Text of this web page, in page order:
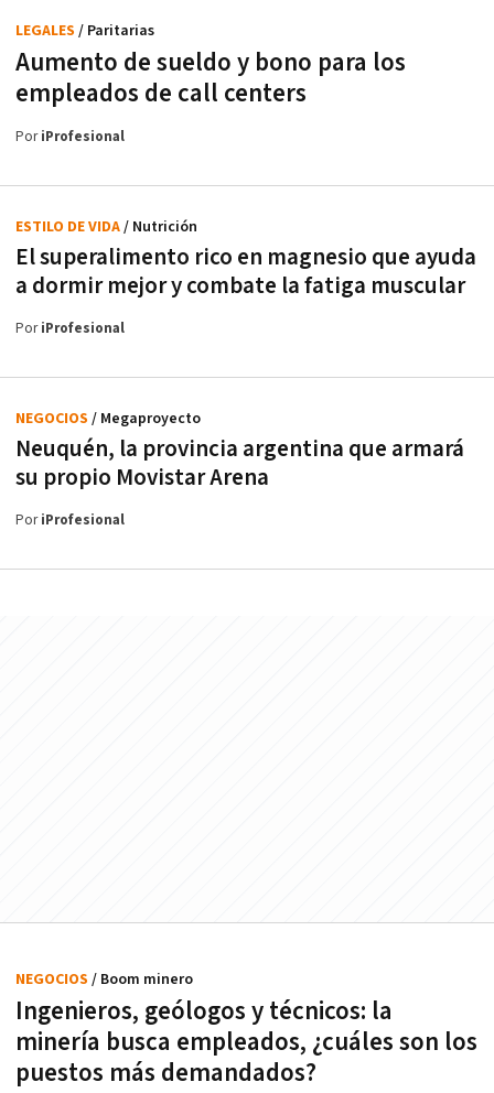
Aumento de sueldo y bono para los
empleados de call centers
LEGALES / Paritarias
PoriProfesional
El superalimento rico en magnesio que ayuda
a dormir mejor y combate la fatiga muscular
ESTILO DE VIDA/ Nutrición
PoriProfesional
Neuquén, la provincia argentina que armará
su propio Movistar Arena
NEGOCIOS / Megaproyecto
PoriProfesional
Ingenieros, geólogos y técnicos: la
minería busca empleados, ¿cuáles son los
puestos más demandados?
NEGOCIOS / Boom minero